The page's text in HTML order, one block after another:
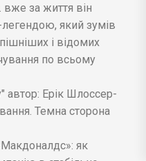
вже за життя він
який зумів
і відомих
по всьому
автор: Ерік Шлоссер-
Темна сторона
як